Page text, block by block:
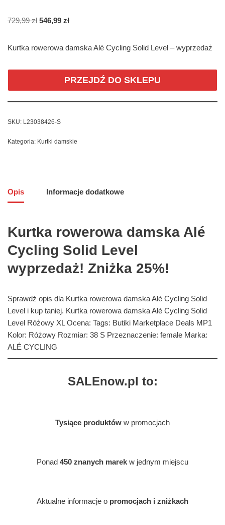
729,99zł 546,99 zł
Kurtka rowerowa damska Alé Cycling Solid Level – wyprzedaż
PRZEJDŹ DO SKLEPU
SKU: L23038426-S
Kategoria: Kurtki damskie
Opis Informacje dodatkowe
Kurtka rowerowa damska Alé
Cycling Solid Level
wyprzedaż! Zniżka 25%!
Sprawdź opis dla Kurtka rowerowa damska Alé Cycling Solid
Level i kup taniej. Kurtka rowerowa damska Alé Cycling Solid
Level Różowy XL Ocena: Tags: Butiki Marketplace Deals MP1
Kolor: Różowy Rozmiar: 38 S Przeznaczenie: female Marka:
ALÉ CYCLING
SALEnow.pl to:
Tysiące produktów w promocjach
Ponad 450 znanych marek w jednym miejscu
Aktualne informacje o promocjach i zniżkach